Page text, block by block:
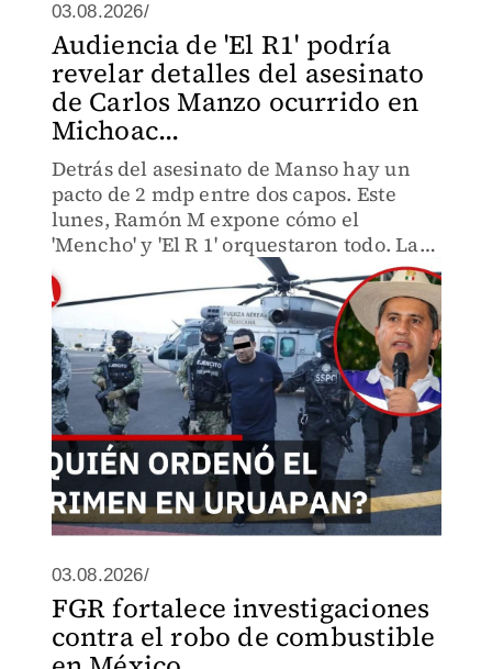
03.08.2026/
Audiencia de 'El R1' podría
revelar detalles del asesinato
de Carlos Manzo ocurrido en
Michoac...
Detrás del asesinato de Manso hay un
pacto de 2 mdp entre dos capos. Este
lunes, Ramón M expone cómo el
'Mencho' y 'El R 1' orquestaron todo. La
audiencia privada busca evitar que otros
nombres salgan a la luz antes de tiempo
03.08.2026/
FGR fortalece investigaciones
contra el robo de combustible